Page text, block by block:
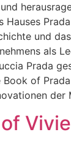
Hauses
und
als
Prada
Book of